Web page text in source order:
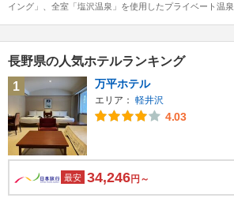
イング」、全室「塩沢温泉」を使用したプライベート温
長野県の人気ホテルランキング
1
万平ホテル
エリア： 軽井沢
4.03
最安 34,246円～